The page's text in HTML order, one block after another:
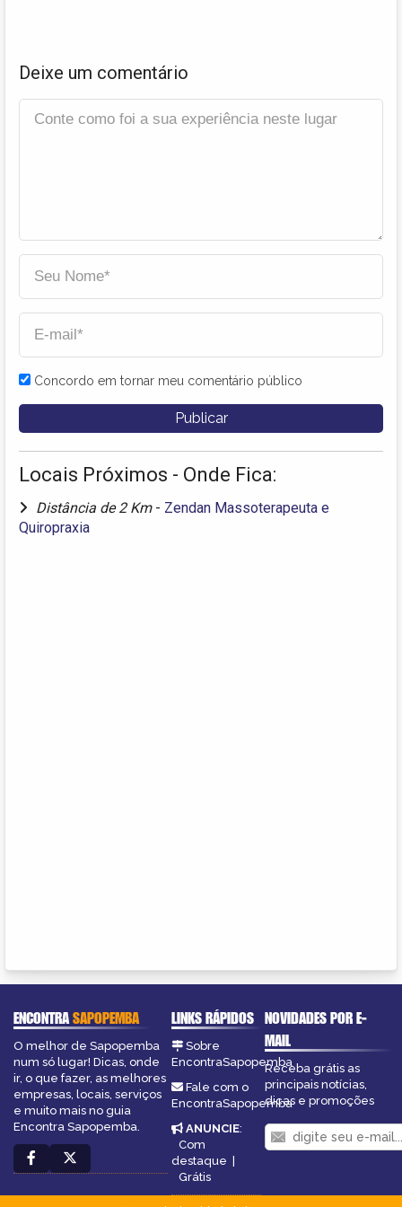
Deixe um comentário
Concordo em tornar meu comentário público
Locais Próximos - Onde Fica:
Distância de 2 Km - Zendan Massoterapeuta e
Quiropraxia
ENCONTRASAPOPEMBA
O melhor de Sapopemba
num só lugar! Dicas, onde
ir, o que fazer, as melhores
empresas, locais, serviços
e muito mais no guia
Encontra Sapopemba.
LINKS RÁPIDOS
Sobre
EncontraSapopemba
Fale com o
EncontraSapopemba
ANUNCIE:
Com
destaque
Grátis
NOVIDADES POR E-
MAIL
Receba grátis as
principais notícias,
dicas e promoções